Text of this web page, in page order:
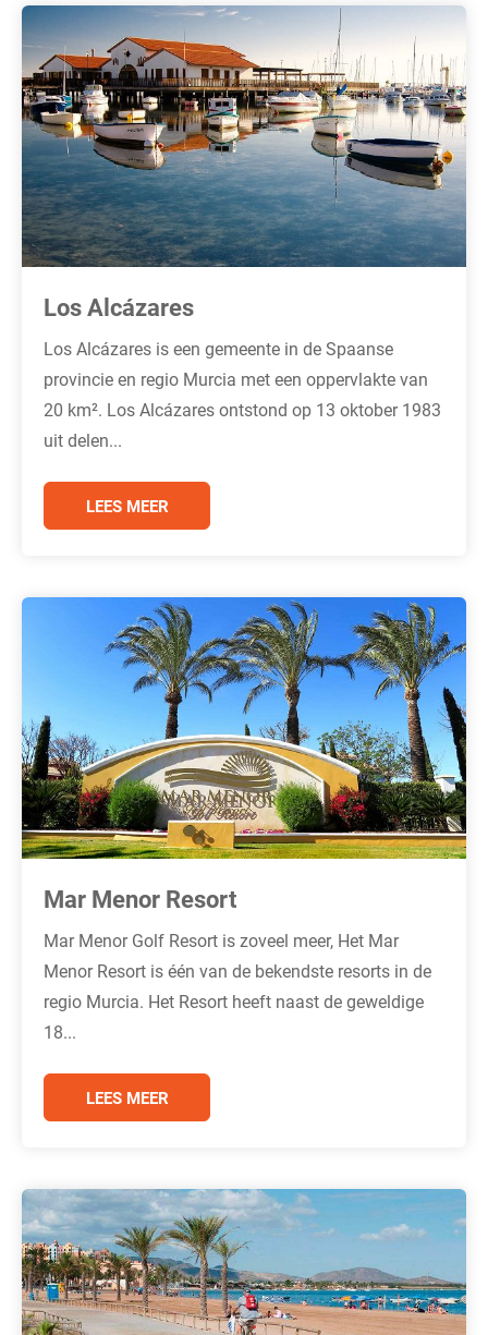
Los Alcázares
Los Alcázares is een gemeente in de Spaanse
provincie en regio Murcia met een oppervlakte van
20 km². Los Alcázares ontstond op 13 oktober 1983
uit delen...
LEES MEER
Mar Menor Resort
Mar Menor Golf Resort is zoveel meer, Het Mar
Menor Resort is één van de bekendste resorts in de
regio Murcia. Het Resort heeft naast de geweldige
18...
LEES MEER